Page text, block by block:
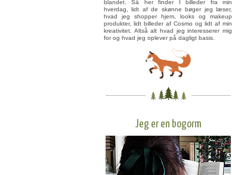
blandet. Så her finder I billeder fra min
hverdag, lidt af de skønne bøger jeg læser,
hvad jeg shopper hjem, looks og makeup
produkter, lidt billeder af Cosmo og lidt af min
kreativitet. Altså alt hvad jeg interesserer mig
for og hvad jeg oplever på dagligt basis.
Jeg er en bogorm